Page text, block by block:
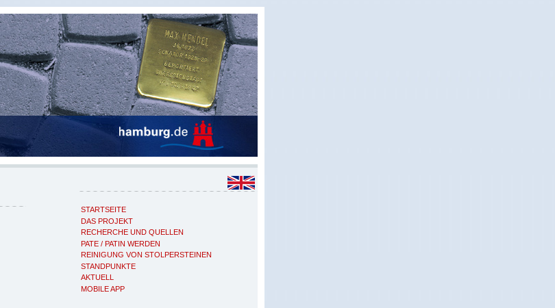
STARTSEITE
DAS PROJEKT
RECHERCHE UND QUELLEN
PATE / PATIN WERDEN
REINIGUNG VON STOLPERSTEINEN
STANDPUNKTE
AKTUELL
MOBILE APP